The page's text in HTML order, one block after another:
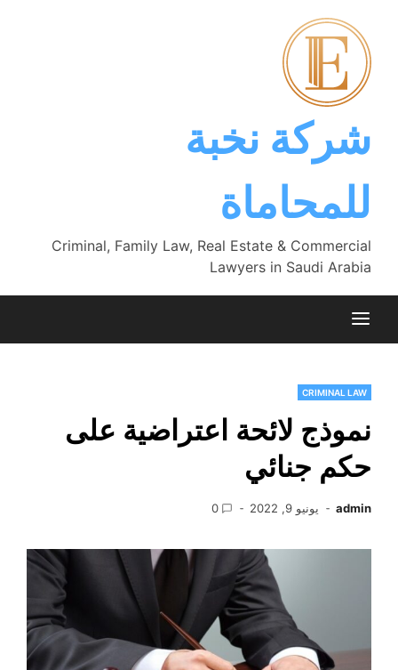
content
شركة نخبة
للمحاماة
Criminal, Family Law, Real Estate & Commercial
Lawyers in Saudi Arabia
CRIMINAL LAW
نموذج لائحة اعتراضية على
حكم جنائي
admin يونيو 9, 2022 0